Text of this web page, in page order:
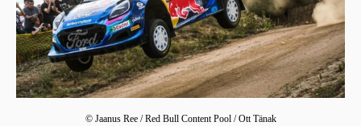
© Jaanus Ree / Red Bull Content Pool / Ott Tänak